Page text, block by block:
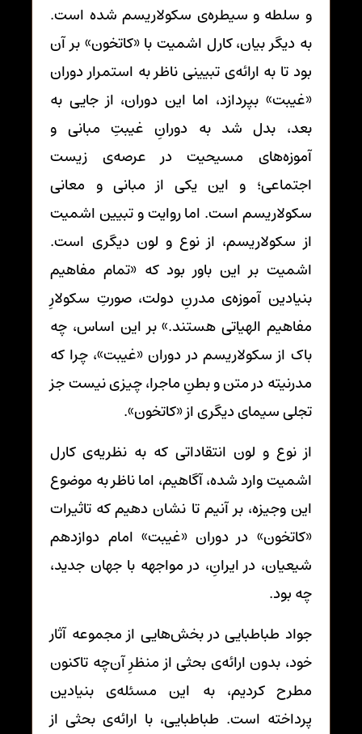
و سلطه و سیطره‌ی سکولاریسم شده است.
به دیگر بیان، کارل اشمیت با «کاتخون» بر آن
بود تا به ارائه‌ی تبیینی ناظر به استمرار دوران
«غیبت» بپردازد، اما این دوران، از جایی به
بعد، بدل شد به دورانِ غیبتِ مبانی و
آموزه‌های مسیحیت در عرصه‌ی زیست
اجتماعی؛ و این یکی از مبانی و معانی
سکولاریسم است. اما روایت و تبیین اشمیت
از سکولاریسم، از نوع و لون دیگری است.
اشمیت بر این باور بود که «تمام مفاهیم
بنیادین آموزه‌ی مدرنِ دولت، صورتِ سکولارِ
مفاهیم الهیاتی هستند.» بر این اساس، چه
باک از سکولاریسم در دوران «غیبت»، چرا که
مدرنیته در متن و بطنِ ماجرا، چیزی نیست جز
تجلی سیمای دیگری از «کاتخون».
از نوع و لون انتقاداتی که به نظریه‌ی کارل
اشمیت وارد شده، آگاهیم، اما ناظر به موضوع
این وجیزه، بر آنیم تا نشان دهیم که تاثیرات
«کاتخون» در دوران «غیبت» امام دوازدهم
شیعیان، در ایرانِ، در مواجهه با جهان جدید،
چه بود.
جواد طباطبایی در بخش‌هایی از مجموعه آثار
خود، بدون ارائه‌ی بحثی از منظرِ آن‌چه تاکنون
مطرح کردیم، به این مسئله‌ی بنیادین
پرداخته است. طباطبایی، با ارائه‌ی بحثی از